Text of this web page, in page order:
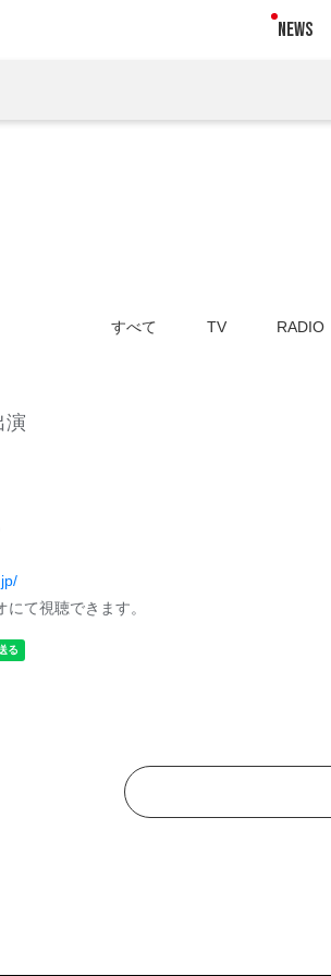
NEWS
すべて TV RADIO
演
て視聴できます。